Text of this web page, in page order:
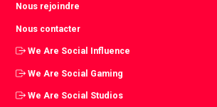
Nous rejoindre
Nous contacter
We Are Social Influence
We Are Social Gaming
We Are Social Studios